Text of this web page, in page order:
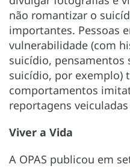
não romantizar o
importantes. Pessoas
vulnerabilidade (com
suicídio, pensamentos
suicídio, por exemplo)
comportamentos
reportagens
Viver a Vida
A OPAS publicou em